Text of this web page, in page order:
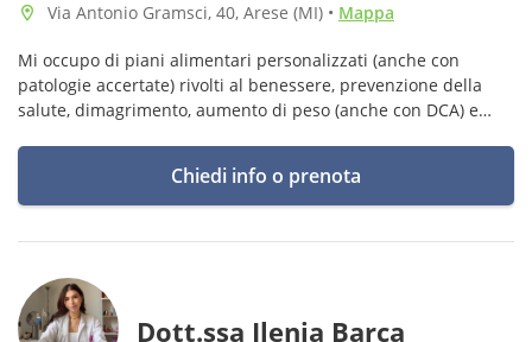
Via Antonio Gramsci, 40, Arese (MI) • Mappa
Mi occupo di piani alimentari personalizzati (anche con
patologie accertate) rivolti al benessere, prevenzione della
salute, dimagrimento, aumento di peso (anche con DCA) e
Chiedi info o prenota
Dott.ssa Ilenia Barca